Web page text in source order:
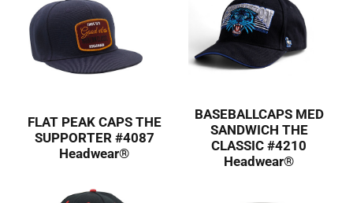
FLAT PEAK CAPS THE
SUPPORTER #4087
Headwear®
BASEBALLCAPS MED
SANDWICH THE
CLASSIC #4210
Headwear®